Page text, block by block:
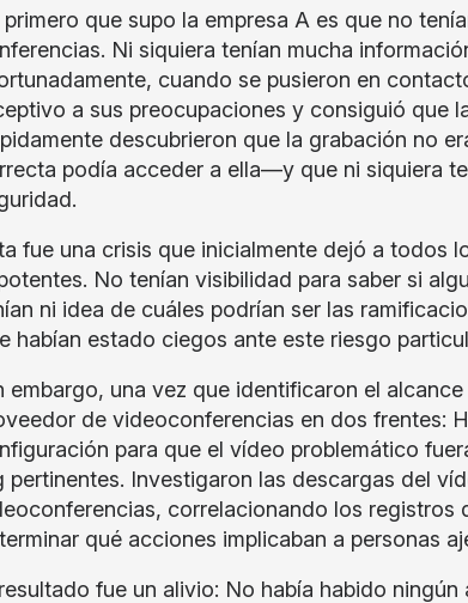
primero que supo la empresa A es que no
Ni siquiera tenían mucha
cuando se pusieron en
a sus preocupaciones y consiguió que
descubrieron que la grabación no
podía acceder a ella—y que ni siquiera
fue una crisis que inicialmente dejó a todos
No tenían visibilidad para saber si
ni idea de cuáles podrían ser las
habían estado ciegos ante este riesgo
embargo, una vez que identificaron el
de videoconferencias en dos frentes:
para que el vídeo problemático
pertinentes. Investigaron las descargas del
correlacionando los registros
qué acciones implicaban a personas
fue un alivio: No había habido